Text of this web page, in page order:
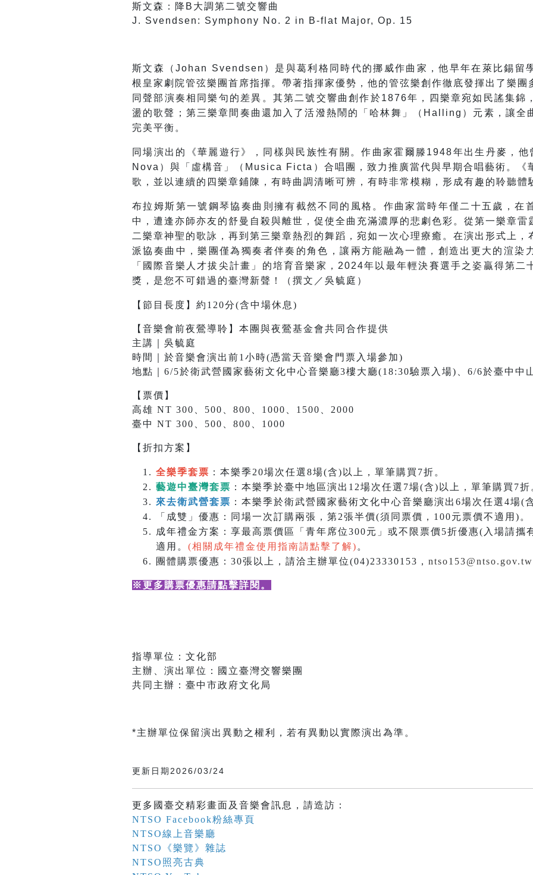
斯文森：降B大調第二號交響曲
J. Svendsen: Symphony No. 2 in B-flat Major, Op. 15
斯文森（Johan Svendsen）是與葛利格同時代的挪威作曲家，他早年在萊比錫留
根皇家劇院管弦樂團首席指揮。帶著指揮家優勢，他的管弦樂創作徹底發揮出了樂團
同聲部演奏相同樂句的差異。其第二號交響曲創作於1876年，四樂章宛如民謠集錦
盪的歌聲；第三樂章間奏曲還加入了活潑熱鬧的「哈林舞」（Halling）元素，讓全
完美平衡。
同場演出的《華麗遊行》，同樣與民族性有關。作曲家霍爾滕1948年出生丹麥，
Nova）與「虛構音」（Musica Ficta）合唱團，致力推廣當代與早期合唱藝術。《
歌，並以連續的四樂章鋪陳，有時曲調清晰可辨，有時非常模糊，形成有趣的聆聽體
布拉姆斯第一號鋼琴協奏曲則擁有截然不同的風格。作曲家當時年僅二十五歲，在
中，遭逢亦師亦友的舒曼自殺與離世，促使全曲充滿濃厚的悲劇色彩。從第一樂章雷
二樂章神聖的歌詠，再到第三樂章熱烈的舞蹈，宛如一次心理療癒。在演出形式上，
派協奏曲中，樂團僅為獨奏者伴奏的角色，讓兩方能融為一體，創造出更大的渲染
「國際音樂人才拔尖計畫」的培育音樂家，2024年以最年輕決賽選手之姿贏得第二
獎，是您不可錯過的臺灣新聲！（撰文／吳毓庭）
【節目長度】約120分(含中場休息)
【音樂會前夜鶯導聆】本團與夜鶯基金會共同合作提供
主講｜吳毓庭
時間｜於音樂會演出前1小時(憑當天音樂會門票入場參加)
地點｜6/5於衛武營國家藝術文化中心音樂廳3樓大廳(18:30驗票入場)、6/6於臺中中
【票價】
高雄 NT 300、500、800、1000、1500、2000
臺中 NT 300、500、800、1000
【折扣方案】
全樂季套票 ：本樂季20場次任選8場(含)以上，單筆購買7折。
藝遊中臺灣套票 ：本樂季於臺中地區演出12場次任選7場(含)以上，單筆購買7折
來去衛武營套票 ：本樂季於衛武營國家藝術文化中心音樂廳演出6場次任選4場(
「成雙」優惠：同場一次訂購兩張，第2張半價(須同票價，100元票價不適用)。
成年禮金方案：享最高票價區「青年席位300元」或不限票價5折優惠(入場請攜
適用。 (相關成年禮金使用指南請點擊了解) 。
團體購票優惠：30張以上，請洽主辦單位(04)23330153， ntso153@ntso.gov.tw
※更多購票優惠請點擊詳閱 。
指導單位：文化部
主辦、演出單位：國立臺灣交響樂團
共同主辦：臺中市政府文化局
*主辦單位保留演出異動之權利，若有異動以實際演出為準。
更新日期2026/03/24
更多國臺交精彩畫面及音樂會訊息，請造訪：
NTSO Facebook粉絲專頁
NTSO線上音樂廳
NTSO《樂覽》雜誌
NTSO照亮古典